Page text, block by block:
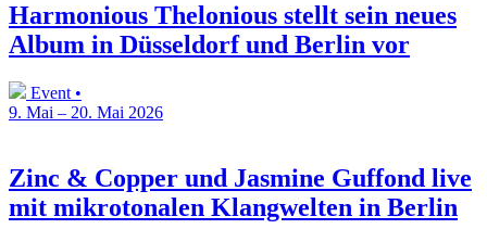
Harmonious Thelonious stellt sein neues
Album in Düsseldorf und Berlin vor
Event •
9. Mai – 20. Mai 2026
Zinc & Copper und Jasmine Guffond live
mit mikrotonalen Klangwelten in Berlin